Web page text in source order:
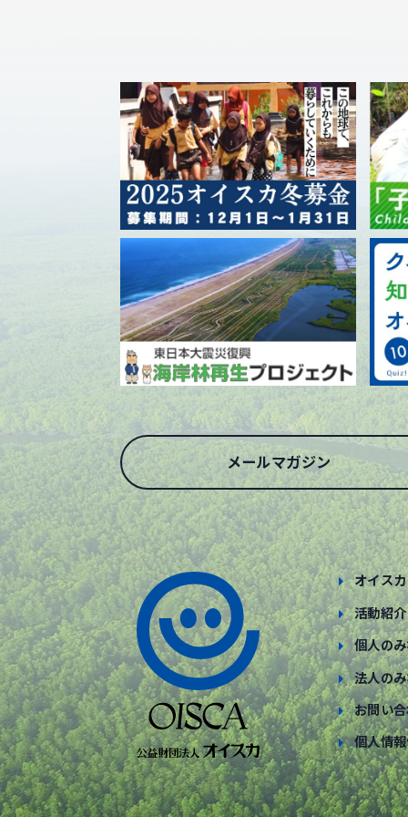
メールマガジン
オイス
活動紹介
個人の
法人の
お問い
個人情